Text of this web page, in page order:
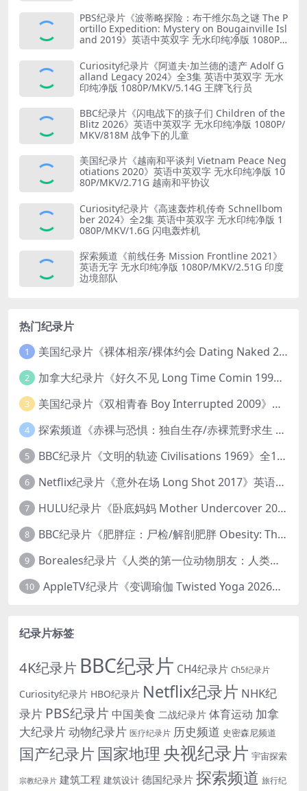
PBS纪录片《波蒂略探险：布干维尔岛之谜 The P
ortillo Expedition: Mystery on Bougainville Isl
and 2019》英语中英双字 无水印纯净版 1080P/
Curiosity纪录片《阿道夫·加兰德的遗产 Adolf G
alland Legacy 2024》全3集 英语中英双字 无水
印纯净版 1080P/MKV/5.14G 王牌飞行员
BBC纪录片《闪电战下的孩子们 Children of the
Blitz 2026》英语中英双字 无水印纯净版 1080P/
MKV/818M 战争下的儿童
美国纪录片《越南和平谈判 Vietnam Peace Neg
otiations 2020》英语中英双字 无水印纯净版 10
80P/MKV/2.71G 越南和平协议
Curiosity纪录片《高速轰炸机传奇 Schnellbom
ber 2024》全2集 英语中英双字 无水印纯净版 1
080P/MKV/1.6G 闪电轰炸机
探索频道《前线任务 Mission Frontline 2021》
英语无字 无水印纯净版 1080P/MKV/2.51G 印度
边境部队
热门纪录片
1 美国纪录片《裸体相亲/裸体约会 Dating Naked 2014-2016》第1-3季全33集 英语中英双字 无水印纯净版 1080P/MKV/85.6G 裸体相亲真人秀
2 加拿大纪录片《好久不见 Long Time Comin 1993》英语中英双字 官方纯净版 1080P/MKV/1G 女同性艺术家
3 美国纪录片《双相青春 Boy Interrupted 2009》英语中英双字 官方纯净版 1080P/MKV/1.43G 青少年躁郁症
4 探索频道《赤裸与恐惧：独自生存/赤裸荒野求生 Naked and Afraid: Solo 2023》第一季全8集 英语中英双字 官方纯净版 高码1080P/MKV/45.4G
5 BBC纪录片《文明的轨迹 Civilisations 1969》全13集 英语中英双字 高清收藏版 1080P/MKV/64.1G 西方艺术史话
6 Netflix纪录片《意外在场 Long Shot 2017》英语中字 720P/NKV/1.06GB 美国谋杀误判案件
7 HULU纪录片《卧底妈妈 Mother Undercover 2023》全4集 英语中英双字 官方纯净版 1080P/MKV/7.6G 拯救孩子
8 BBC纪录片《肥胖症：尸检/解剖肥胖 Obesity: The Post Mortem 2016》英语中英双字 无水印纯净版 1080P/MKV/1.03G
9 Boreales纪录片《人类的第一位动物朋友：人类和狗的神奇故事 Man’s First Friend 2018》英语中英双字 1080P/MP4/1.8G 狗的神奇故事
10 AppleTV纪录片《变调瑜伽 Twisted Yoga 2026》全3集 英语中英双字 无水印纯净版 1080P/MKV/10G 瑜伽大师背后的真相
纪录片标签
4K纪录片 BBC纪录片 CH4纪录片 Ch5纪录片
Curiosity纪录片 HBO纪录片 Netflix纪录片 NHK纪
录片 PBS纪录片 中国美食 二战纪录片 体育运动 加拿
大纪录片动物纪录片 医疗纪录片 历史频道 史密森尼频道
国产纪录片 国家地理 央视纪录片 宇宙探索
宗教纪录片 建筑工程 建筑设计 德国纪录片 探索频道 旅行纪